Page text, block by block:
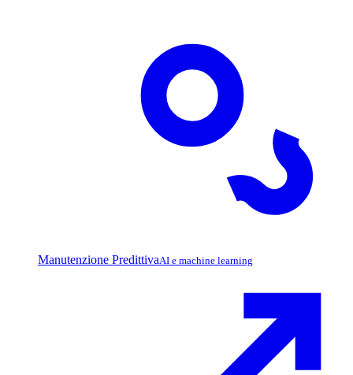
Manutenzione PredittivaAI e machine learning